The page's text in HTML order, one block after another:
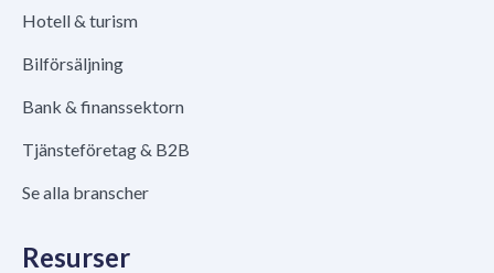
Hotell & turism
Bilförsäljning
Bank & finanssektorn
Tjänsteföretag & B2B
Se alla branscher
Resurser